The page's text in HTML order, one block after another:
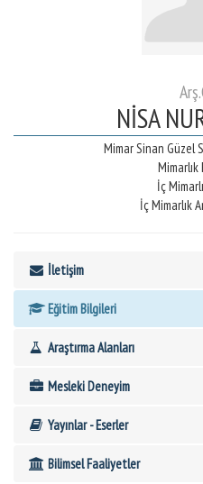
NİSA
Mimar Sinan Güzel
İç
İç Mimarlık
İletişim
Eğitim Bilgileri
Araştırma Alanları
Mesleki Deneyim
Yayınlar - Eserler
Bilimsel Faaliyetler